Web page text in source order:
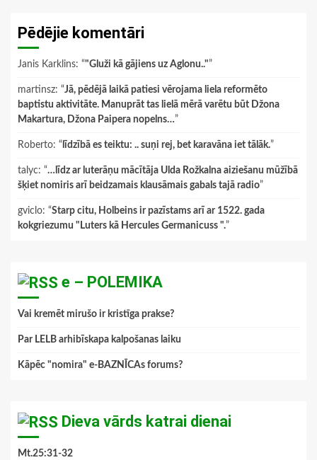
Pēdējie komentāri
Janis Karklins: “"Gluži kā gājiens uz Aglonu.."”
martinsz: “Jā, pēdējā laikā patiesi vērojama liela reformēto
baptistu aktivitāte. Manuprāt tas lielā mērā varētu būt Džona
Makartura, Džona Paipera nopelns…”
Roberto: “ līdzībā es teiktu: .. suņi rej, bet karavāna iet tālāk.”
talyc: “…līdz ar luterāņu mācītāja Ulda Rožkalna aiziešanu mūžībā
šķiet nomiris arī beidzamais klausāmais gabals tajā radio”
gviclo: “Starp citu, Holbeins ir pazīstams arī ar 1522. gada
kokgriezumu "Luters kā Hercules Germanicuss ".”
e – POLEMIKA
Vai kremēt mirušo ir kristīga prakse?
Par LELB arhibīskapa kalpošanas laiku
Kāpēc "nomira" e-BAZNĪCAs forums?
Dieva vārds katrai dienai
Mt.25:31-32